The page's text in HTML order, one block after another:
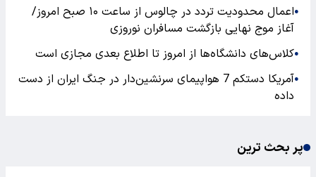
●
اعمال محدودیت تردد در چالوس از ساعت ۱۰ صبح امروز/
آغاز موج نهایی بازگشت مسافران نوروزی
●کلاس‌های دانشگاه‌ها از امروز تا اطلاع بعدی مجازی است
●
آمریکا دستکم 7 هواپیمای سرنشین‌دار در جنگ ایران از دست
داده
پر بحث ترین